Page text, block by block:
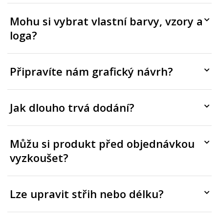
Mohu si vybrat vlastní barvy, vzory a
loga?
Připravíte nám grafický návrh?
Jak dlouho trvá dodání?
Můžu si produkt před objednávkou
vyzkoušet?
Lze upravit střih nebo délku?